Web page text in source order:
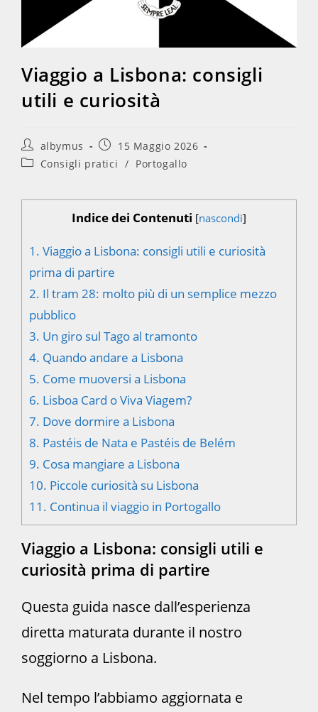
Viaggio a Lisbona: consigli
utili e curiosità
Autore
dell'articolo:
albymus
Articolo
pubblicato:
15 Maggio 2026
Categoria
Consigli pratici / Portogallo
Indice dei Contenuti [nascondi]
1. Viaggio a Lisbona: consigli utili e curiosità
prima di partire
2. Il tram 28: molto più di un semplice mezzo
pubblico
3. Un giro sul Tago al tramonto
4. Quando andare a Lisbona
5. Come muoversi a Lisbona
6. Lisboa Card o Viva Viagem?
7. Dove dormire a Lisbona
8. Pastéis de Nata e Pastéis de Belém
9. Cosa mangiare a Lisbona
10. Piccole curiosità su Lisbona
11. Continua il viaggio in Portogallo
Viaggio a Lisbona: consigli utili e
curiosità prima di partire
Questa guida nasce dall’esperienza
diretta maturata durante il nostro
soggiorno a Lisbona.
Nel tempo l’abbiamo aggiornata e